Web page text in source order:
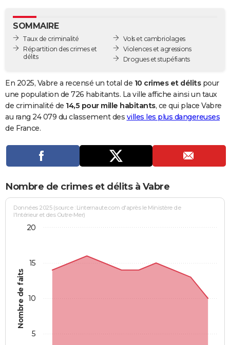
GUIDES D'ACHAT
BONS PLANS
Carte de Noël
Carte Bonne année
Carte Saint-Valentin
Carte Pâques
Carte d'anniversaire
DICTIONNAIRE
Dictionnaire
Biographies
Citations
Expressions
Proverbes
PROGRAMME TV
Se connecter
Entreprises
Service militaire
Avis de recherche
AVIS DE DÉCÈS
Bricolage
Lifestyle
Culture
Sport
Auto
Television
Voyage
Cinema
SOMMAIRE
Taux de criminalité
Répartition des crimes et
délits
Vols et cambriolages
Violences et agressions
Drogues et stupéfiants
En 2025, Vabre a recensé un total de 10 crimes et délitspour
une population de 726 habitants. La ville affiche ainsi un taux
de criminalité de 14,5 pour mille habitants, ce qui place Vabre
au rang 24 079 du classement des villes les plus dangereuses
de France.
Nombre de crimes et délits à Vabre
Nombre de faits
Données 2025 (source : Linternaute.com d'après le Ministère de
l'Intérieur et des Outre-Mer)
5
10
15
20